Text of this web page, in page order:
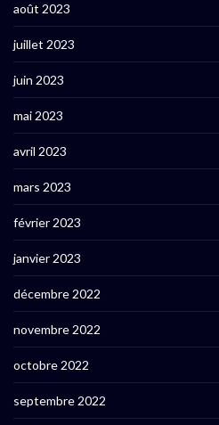
août 2023
juillet 2023
juin 2023
mai 2023
avril 2023
mars 2023
février 2023
janvier 2023
décembre 2022
novembre 2022
octobre 2022
septembre 2022